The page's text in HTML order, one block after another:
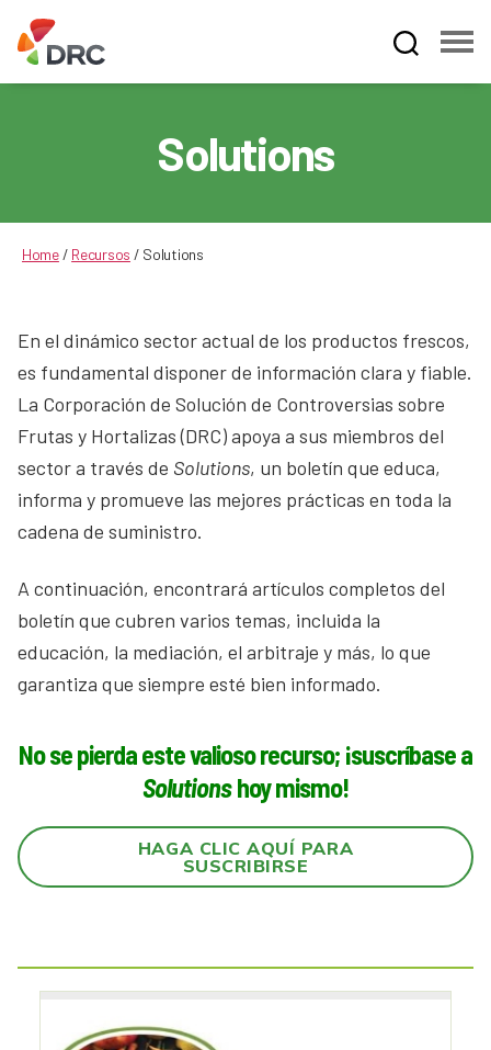
Solutions
Home/ Recursos / Solutions
En el dinámico sector actual de los productos frescos,
es fundamental disponer de información clara y fiable.
La Corporación de Solución de Controversias sobre
Frutas y Hortalizas (DRC) apoya a sus miembros del
sector a través de Solutions, un boletín que educa,
informa y promueve las mejores prácticas en toda la
cadena de suministro.
A continuación, encontrará artículos completos del
boletín que cubren varios temas, incluida la
educación, la mediación, el arbitraje y más, lo que
garantiza que siempre esté bien informado.
No se pierda este valioso recurso; ¡suscríbase a
Solutionshoy mismo!
HAGA CLIC AQUÍ PARA
SUSCRIBIRSE